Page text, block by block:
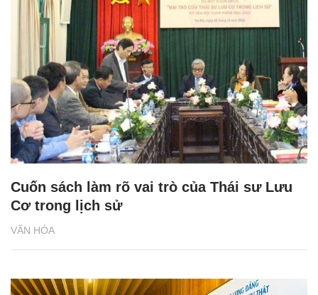
VĂN HÓA
Cuốn sách làm rõ vai trò của Thái sư Lưu
Cơ trong lịch sử